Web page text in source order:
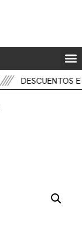
DESCUENTOS